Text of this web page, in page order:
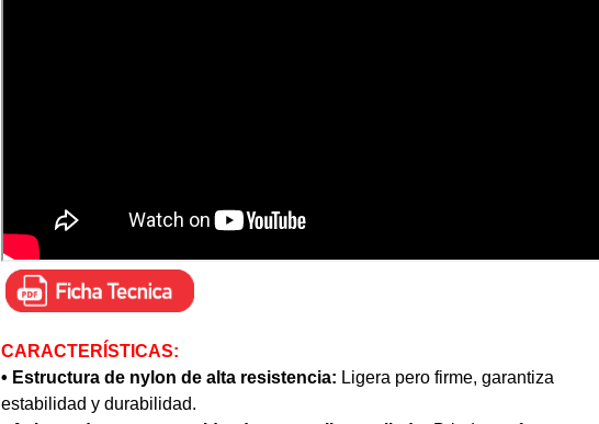
CARACTERÍSTICAS:
• Estructura de nylon de alta resistencia: Ligera pero firme, garantiza
estabilidad y durabilidad.